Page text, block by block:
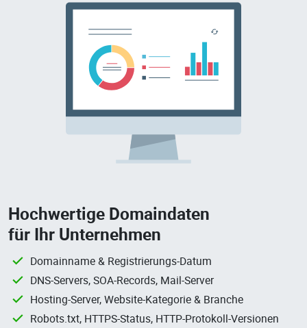
Hochwertige Domaindaten
für Ihr Unternehmen
Domainname & Registrierungs-Datum
DNS-Servers, SOA-Records, Mail-Server
Hosting-Server, Website-Kategorie & Branche
Robots.txt, HTTPS-Status, HTTP-Protokoll-Versionen